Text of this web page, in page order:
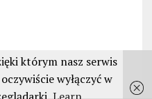
którym nasz serwis
wyłączyć w